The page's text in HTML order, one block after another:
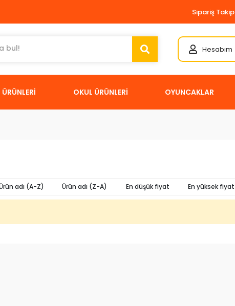
Sipariş Takip
Hesabım
OKUL ÜRÜNLERİ OYUNCAKLAR
adı (A-Z) Ürün adı (Z-A) En düşük fiyat En yüksek fiyat